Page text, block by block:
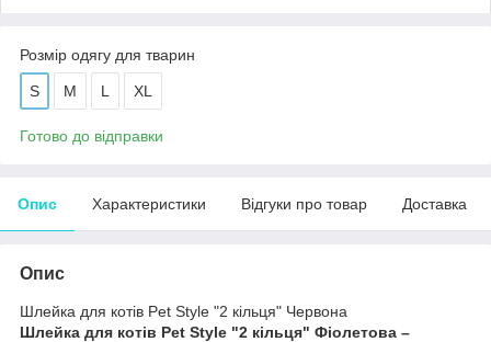
Розмір одягу для тварин
S M L XL
Готово до відправки
Опис Характеристики Відгуки про товар Доставка
Опис
Шлейка для котів Pet Style "2 кільця" Червона
Шлейка для котів Pet Style "2 кільця" Фіолетова –